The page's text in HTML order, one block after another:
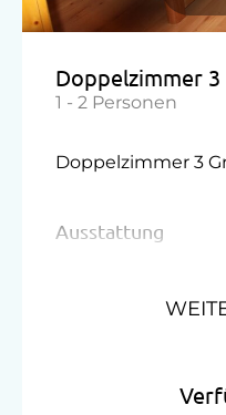
Doppelzimmer 3
1 - 2 Personen
Doppelzimmer 3
Ausstattung